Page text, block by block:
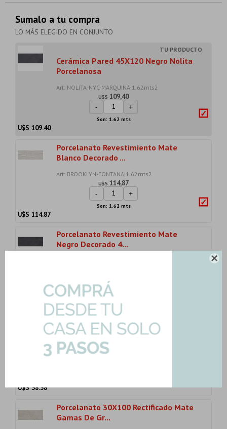

Sumalo a tu compra
LO MÁS ELEGIDO EN CONJUNTO
Cerámica Pared 45X120 Negro Nolita
Porcelanosa
Art: NOLITA-NYC-MARQUINA|1.62mts2
U$S 109,40
- +
Son: 1.62 mts
U$S 109.40
Porcelanato Revestimiento Mate
Blanco Decorado ...
Art: BROOKLYN-FONTANA|1.62mts2
U$S 114,87
- +
Son: 1.62 mts
U$S 114.87
Porcelanato Revestimiento Mate
Negro Decorado 4...
Son: 1.62 mts
Cerámica Gris Marmol Mate 25X75Cm
Decorado
Art: TERMA-LINEA-WHITE|1.31mts2
U$S
U$S38.38
Porcelanato 30X100 Rectificado Mate
Gamas De Gr...